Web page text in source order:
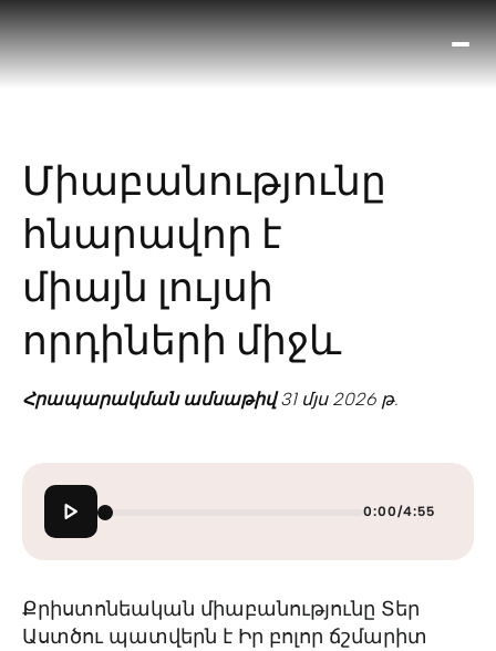
Միաբանությունը
հնարավոր է
միայն լույսի
որդիների միջև
Հրապարակման ամսաթիվ31 մյս 2026 թ.
0:00/4:55
Քրիստոնեական միաբանությունը Տեր
Աստծու պատվերն է Իր բոլոր ճշմարիտ